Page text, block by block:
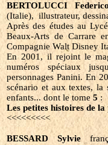
BERTOLUCCI
(Italie), illustrateur,
Après des études au
Beaux-Arts de Carrare
Compagnie Walt Disney
En 2001, il rejoint le
numéros spéciaux
personnages Panini. En
scénario et aux textes, la
enfants... dont le tome 5 :
Les petites histoires de
<<<<<<<<<
BESSARD Sylvie